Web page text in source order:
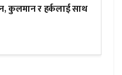
कुलमान र हर्कलाई साथ